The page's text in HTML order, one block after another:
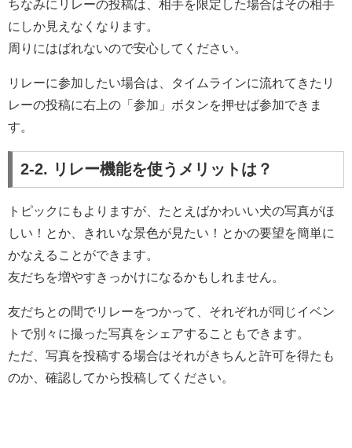
ちなみにリレーの投稿は、相手を限定した場合はその相手
にしか見えなくなります。
周りにはばれないので安心してください。
リレーに参加したい場合は、タイムラインに流れてきたリ
レーの投稿に右上の「参加」ボタンを押せば参加できま
す。
2-2. リレー機能を使うメリットは？
トピックにもよりますが、たとえばかわいい犬の写真がほ
しい！とか、きれいな景色が見たい！とかの要望を簡単に
かなえることができます。
友だちを増やすきっかけになるかもしれません。
友だちとの間でリレーをつかって、それぞれが同じイベン
トで別々に撮った写真をシェアすることもできます。
ただ、写真を投稿する場合はそれがきちんと許可を得たも
のか、確認してから投稿してください。